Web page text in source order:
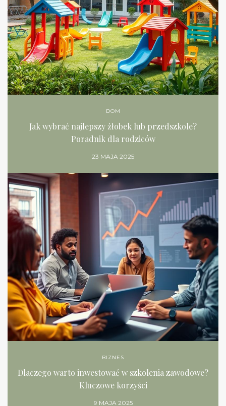
DOM
Jak wybrać najlepszy żłobek lub przedszkole?
Poradnik dla rodziców
23 MAJA 2025
BIZNES
Dlaczego warto inwestować w szkolenia zawodowe?
Kluczowe korzyści
9 MAJA 2025